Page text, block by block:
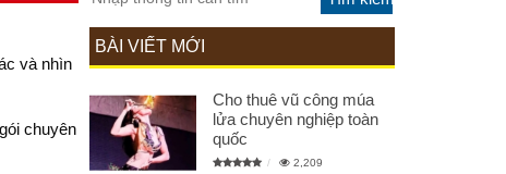
và nhìn
chuyên
BÀI VIẾT MỚI
Cho thuê vũ công múa
lửa chuyên nghiệp toàn
quốc
2,209